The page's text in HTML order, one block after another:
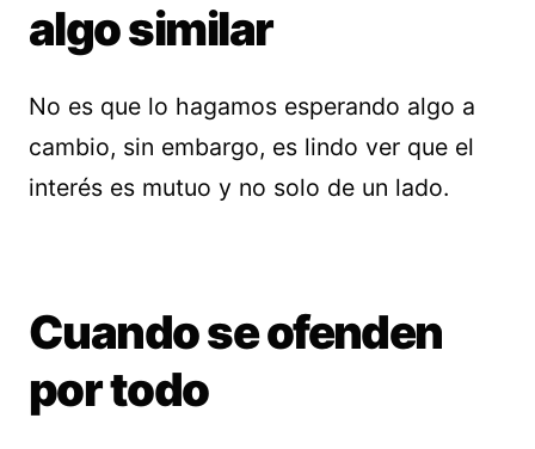
algo similar
No es que lo hagamos esperando algo a
cambio, sin embargo, es lindo ver que el
interés es mutuo y no solo de un lado.
Cuando se ofenden
por todo